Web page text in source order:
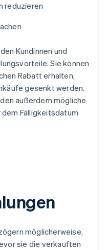
reduzieren
Kundinnen und
Sie können
Rabatt erhalten,
gesenkt werden.
außerdem mögliche
Fälligkeitsdatum
möglicherweise,
sie die verkauften